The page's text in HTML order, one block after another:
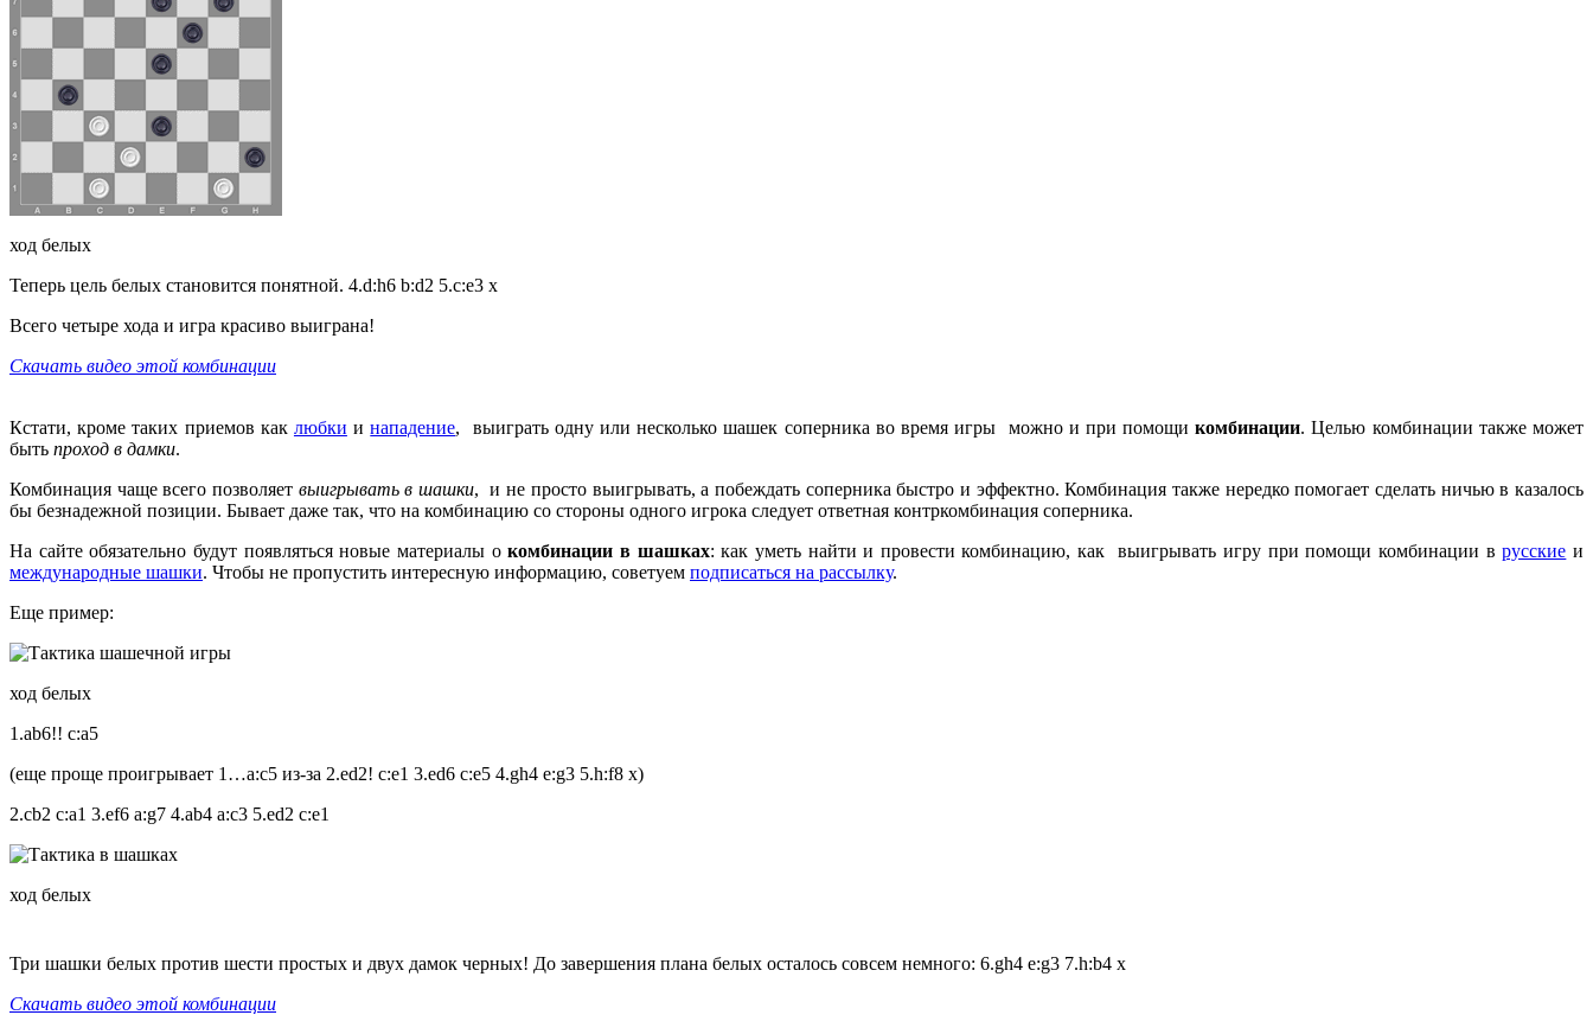
ход белых
Теперь цель белых становится понятной. 4.d:h6 b:d2 5.c:e3 x
Всего четыре хода и игра красиво выиграна!
Скачать видео этой комбинации
Кстати, кроме таких приемов как любки инападение, выиграть одну или несколько шашек соперника во время игры можно и при помощикомбинации. Целью комбинации также может
быть проход в дамки.
Комбинация чаще всего позволяет выигрывать в шашки, и не просто выигрывать, а побеждать соперника быстро и эффектно. Комбинация также нередко помогает сделать ничью в казалось
бы безнадежной позиции. Бывает даже так, что на комбинацию со стороны одного игрока следует ответная контркомбинация соперника.
На сайте обязательно будут появляться новые материалы окомбинации в шашках: как уметь найти и провести комбинацию, как выигрывать игру при помощи комбинации врусские и
международные шашки. Чтобы не пропустить интересную информацию, советуем подписаться на рассылку.
Еще пример:
ход белых
1.ab6!! c:a5
(еще проще проигрывает 1…a:c5 из-за 2.ed2! c:e1 3.ed6 c:e5 4.gh4 e:g3 5.h:f8 x)
2.cb2 c:a1 3.ef6 a:g7 4.ab4 a:c3 5.ed2 c:e1
ход белых
Три шашки белых против шести простых и двух дамок черных! До завершения плана белых осталось совсем немного: 6.gh4 e:g3 7.h:b4 x
Скачать видео этой комбинации